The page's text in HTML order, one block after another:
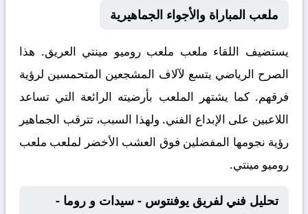
ملعب المباراة والأجواء الجماهيرية
يستضيف اللقاء ملعب ملعب روميو مينتي العريق. هذا
الصرح الرياضي يتسع لآلاف المشجعين المتحمسين لرؤية
فرقهم. كما يشتهر الملعب بأرضيته الرائعة التي تساعد
اللاعبين على الإبداع الفني. ولهذا السبب، تترقب الجماهير
رؤية نجومها المفضلين فوق العشب الأخضر لملعب ملعب
روميو مينتي.
تحليل فني لفريق يوفنتوس - سيدات و روما -